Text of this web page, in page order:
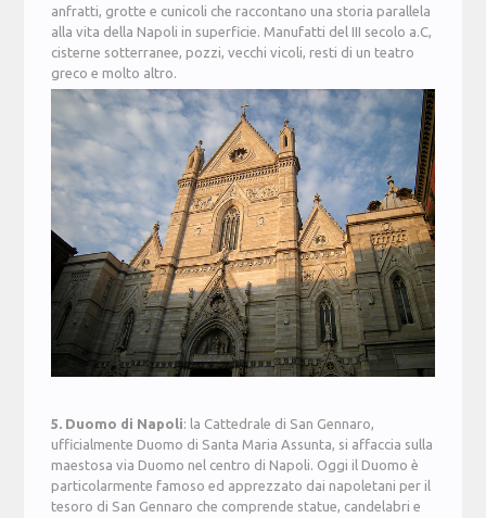
anfratti, grotte e cunicoli che raccontano una storia parallela
alla vita della Napoli in superficie. Manufatti del III secolo a.C,
cisterne sotterranee, pozzi, vecchi vicoli, resti di un teatro
greco e molto altro.
5. Duomo di Napoli: la Cattedrale di San Gennaro,
ufficialmente Duomo di Santa Maria Assunta, si affaccia sulla
maestosa via Duomo nel centro di Napoli. Oggi il Duomo è
particolarmente famoso ed apprezzato dai napoletani per il
tesoro di San Gennaro che comprende statue, candelabri e